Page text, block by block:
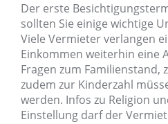
Der erste
sollten Sie einige wichtige
Viele Vermieter verlangen
Einkommen weiterhin eine
Fragen zum Familienstand,
zudem zur Kinderzahl
werden. Infos zu Religion
Einstellung darf der